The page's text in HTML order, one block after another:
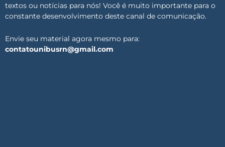
textos ou notícias para nós! Você é muito importante para o
constante desenvolvimento deste canal de comunicação.
Envie seu material agora mesmo para:
contatounibusrn@gmail.com